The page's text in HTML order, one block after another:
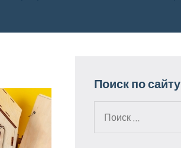
Поиск по сайту